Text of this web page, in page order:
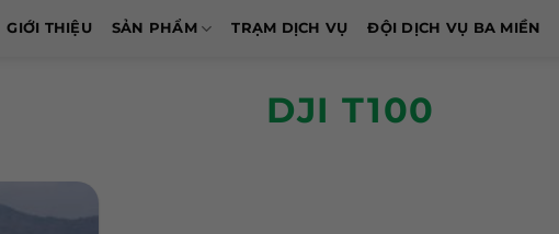
GIỚI THIỆU SẢN PHẨM TRẠM DỊCH VỤ ĐỘI DỊCH VỤ BA MIỀN
DJI T100